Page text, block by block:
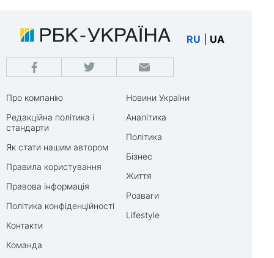
RU UA
Про компанію
Редакційна політика і
стандарти
Як стати нашим автором
Правила користування
Правова інформація
Політика конфіденційності
Контакти
Команда
Новини України
Аналітика
Політика
Бізнес
Життя
Розваги
Lifestyle